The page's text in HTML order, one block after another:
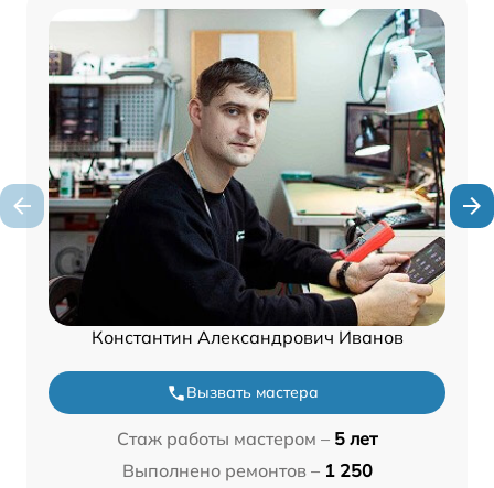
Константин Александрович Иванов
Вызвать мастера
Стаж работы мастером – 5 лет
Выполнено ремонтов – 1 250